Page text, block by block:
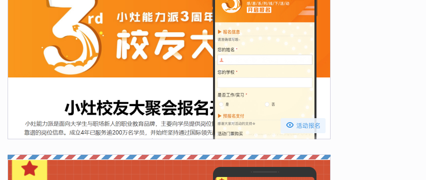
 活动报名